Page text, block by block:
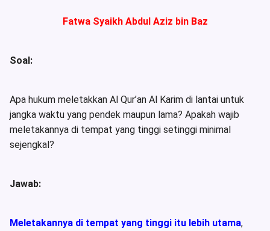
Fatwa Syaikh Abdul Aziz bin Baz
Soal:
Apa hukum meletakkan Al Qur’an Al Karim di lantai untuk
jangka waktu yang pendek maupun lama? Apakah wajib
meletakannya di tempat yang tinggi setinggi minimal
sejengkal?
Jawab:
Meletakannya di tempat yang tinggi itu lebih utama,